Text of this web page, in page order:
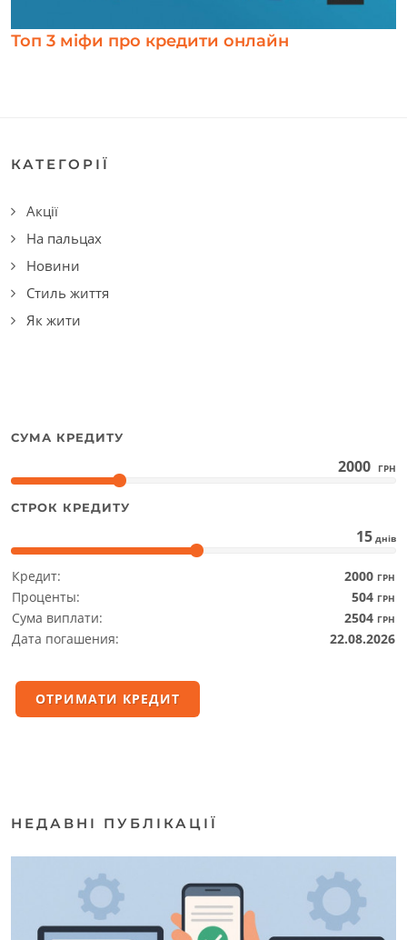
Топ 3 міфи про кредити онлайн
КАТЕГОРІЇ
Акції
На пальцах
Новини
Стиль життя
Як жити
СУМА КРЕДИТУ
2000 ГРН
СТРОК КРЕДИТУ
15 днів
Кредит: 2000 ГРН
Проценты: 504 ГРН
Сума виплати: 2504 ГРН
Дата погашения: 22.08.2026
ОТРИМАТИ КРЕДИТ
НЕДАВНІ ПУБЛІКАЦІЇ